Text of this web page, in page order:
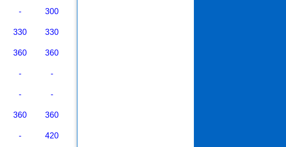
- 300
330 330
360 360
- -
- -
360 360
-
420